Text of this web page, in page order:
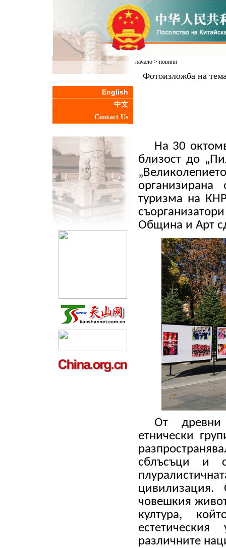
English
中文
Contact Us
начало> новини
Фотоизложба на
На 30
близост до
„
туризма на
Община и Арт
От
етнически
сблъсъци и
човешкия
култура,
различните